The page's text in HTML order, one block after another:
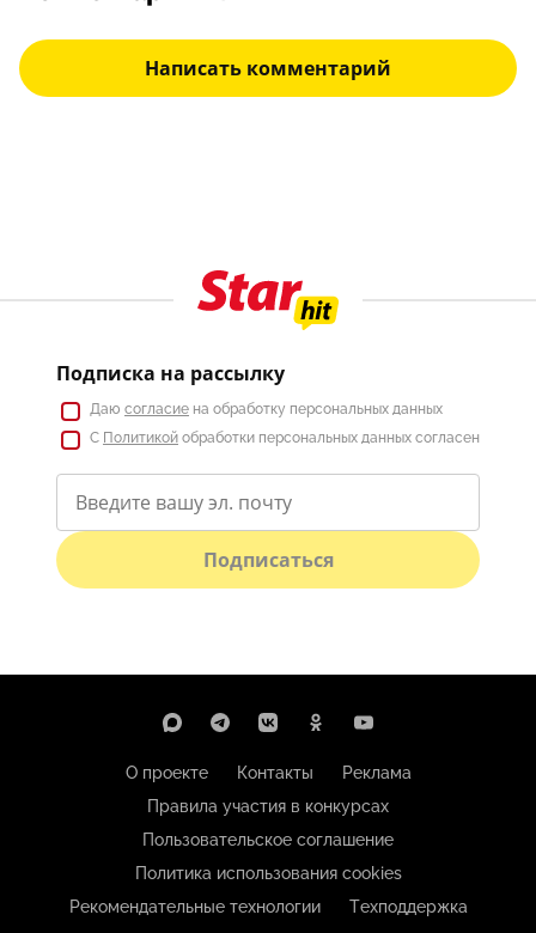
Написать комментарий
Подписка на рассылку
Даю согласие на обработку персональных данных
С Политикой обработки персональных данных согласен
Подписаться
О проекте Контакты
Реклама
Правила участия в конкурсах
Пользовательское соглашение
Политика использования cookies
Рекомендательные технологии
Техподдержка